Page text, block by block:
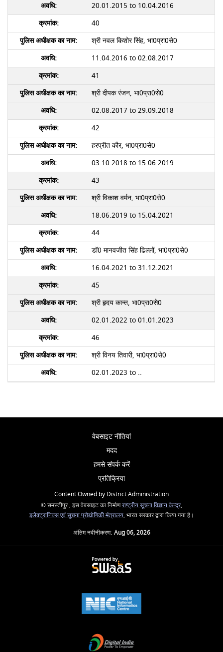
20.01.2015 to 10.04.2016
40
श्री नवल किशोर सिंह, भा0प्रा0से0
11.04.2016 to 02.08.2017
41
श्री दीपक रंजन, भा0प्रा0से0
02.08.2017 to 29.09.2018
42
हरप्रीत कौर, भा0प्रा0से0
03.10.2018 to 15.06.2019
43
श्री विकाश वर्मन, भा0प्रा0से0
18.06.2019 to 15.04.2021
44
डॉ0 मानवजीत सिंह ढिल्लों, भा0प्रा0से0
16.04.2021 to 31.12.2021
45
श्री हृदय कान्त, भा0प्रा0से0
02.01.2022 to 01.01.2023
46
श्री विनय तिवारी, भा0प्रा0से0
02.01.2023 to ..
वेबसाइट नीतियां
मदद
हमसे संपर्क करें
प्रतिक्रिया
Content Owned by District Administration
© समस्तीपुर , इस वेबसाइट का निर्माणराष्ट्रीय सूचना विज्ञान केन्द्र,
इलेक्ट्रानिक्स एवं सूचना प्रौद्योगिकी मंत्रालय, भारत सरकार द्वारा किया गया है।
अंतिम नवीनीकरण: Aug 06, 2026